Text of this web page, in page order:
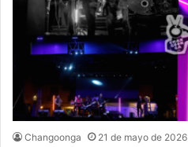
Changoonga 21 de mayo de 2026